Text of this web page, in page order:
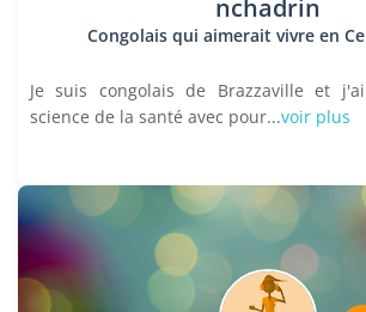
nchadrin
Congolais qui aimerait vivre en
Je suis congolais de Brazzaville et
science de la santé avec pour...voir plus